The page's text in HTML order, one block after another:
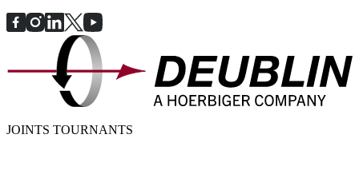
JOINTS TOURNANTS